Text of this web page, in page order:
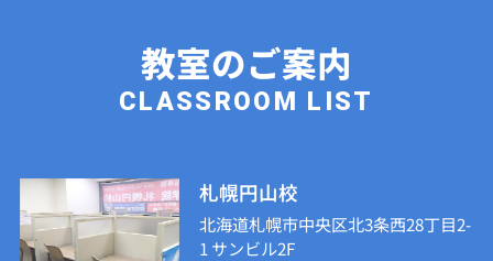
教室のご案内
CLASSROOM LIST
札幌円山校
北海道札幌市中央区北3条西28丁目2-
1 サンビル2F